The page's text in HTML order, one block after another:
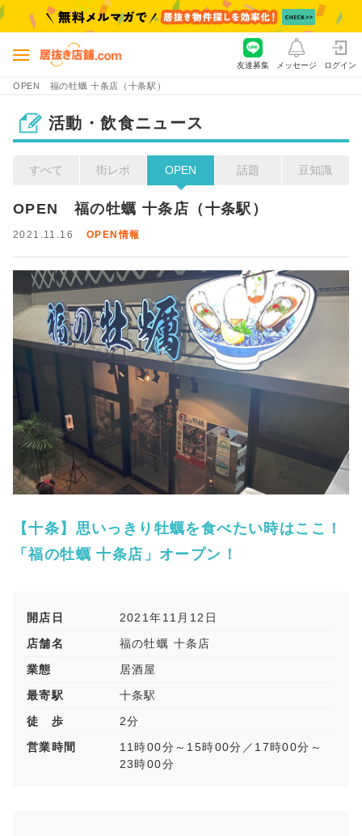
OPEN 福の牡蠣 十条店（十条駅）
友達募集 メッセージ ログイン
活動・飲食ニュース
すべて 街レポ OPEN 話題 豆知識
OPEN　福の牡蠣 十条店（十条駅）
2021.11.16 OPEN情報
【十条】思いっきり牡蠣を食べたい時はここ！
「福の牡蠣 十条店」オープン！
開店日
2021年11月12日
店舗名
福の牡蠣 十条店
業態
居酒屋
最寄駅
十条駅
徒 歩
2分
営業時間
11時00分～15時00分／17時00分～
23時00分